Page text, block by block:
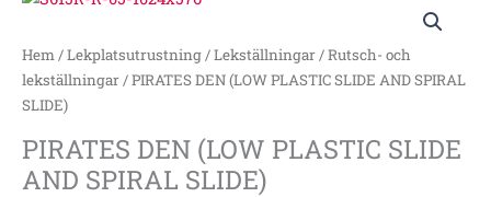
Hem/Lekplatsutrustning/Lekställningar/Rutsch- och
lekställningar/ PIRATES DEN (LOW PLASTIC SLIDE AND SPIRAL
SLIDE)
PIRATES DEN (LOW PLASTIC SLIDE
AND SPIRAL SLIDE)
(LOW
PLASTIC
SLIDE
SPIRAL
SLIDE)